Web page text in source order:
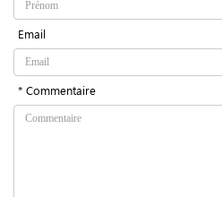
Email
* Commentaire